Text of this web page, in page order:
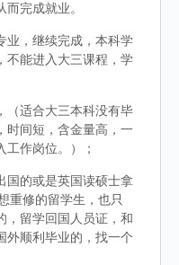
完成就业。
业，继续完成，本科学
不能进入大三课程，学
（适合大三本科没有毕
时间短，含金量高，一
作岗位。）；
国的或是英国读硕士拿
重修的留学生，也只
，留学回国人员证，和
外顺利毕业的，找一个